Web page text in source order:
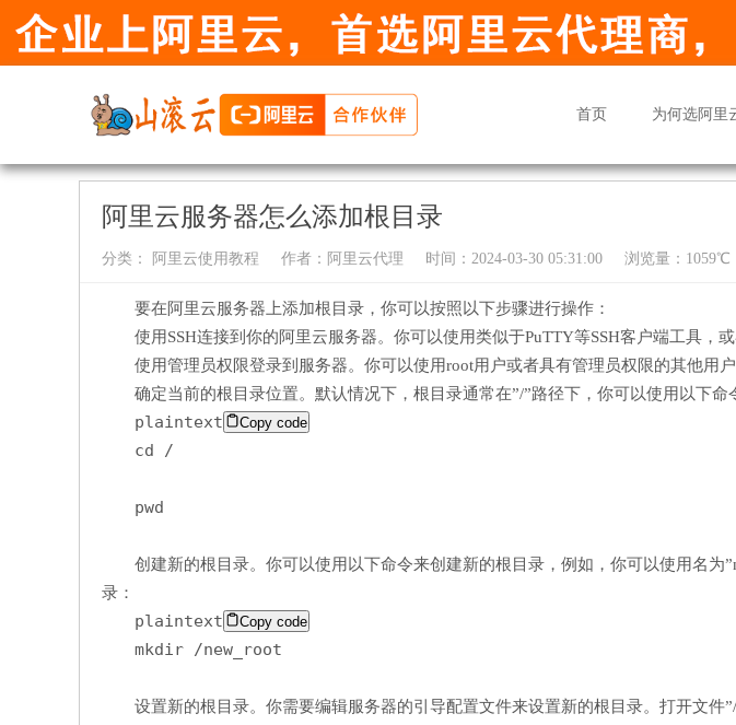
首页 为何选阿里
阿里云服务器怎么添加根目录
分类： 阿里云使用教程 作者： 阿里云代理 时间：2024-03-30 05:31:00 浏览量：1059℃
要在阿里云服务器上添加根目录，你可以按照以下步骤进行操作：
使用SSH连接到你的阿里云服务器。你可以使用类似于PuTTY等SSH客户端工具，或
使用管理员权限登录到服务器。你可以使用root用户或者具有管理员权限的其他用户
确定当前的根目录位置。默认情况下，根目录通常在”/”路径下，你可以使用以下命
plaintext Copy code
cd /
pwd
创建新的根目录。你可以使用以下命令来创建新的根目录，例如，你可以使用名为
录：
plaintext Copy code
mkdir /new_root
设置新的根目录。你需要编辑服务器的引导配置文件来设置新的根目录。打开文件